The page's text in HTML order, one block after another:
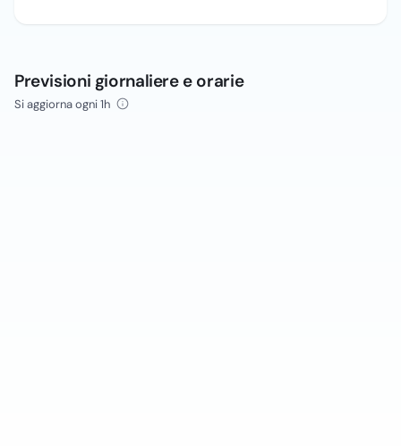
Previsioni giornaliere e orarie
Si aggiorna ogni 1h